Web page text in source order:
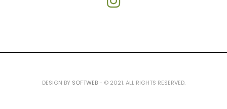
DESIGN BY SOFTWEB- © 2021. ALL RIGHTS RESERVED.